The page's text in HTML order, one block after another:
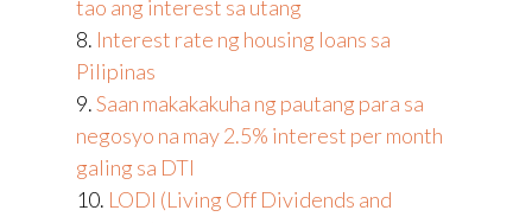
tao ang interest sa utang
8. Interest rate ng housing loans sa
Pilipinas
9.Saan makakakuha ng pautang para sa
negosyo na may 2.5% interest per month
galing sa DTI
10. LODI (Living Off Dividends and